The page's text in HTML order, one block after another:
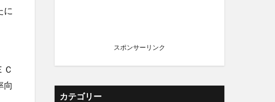
に
向
スポンサーリンク
カテゴリー